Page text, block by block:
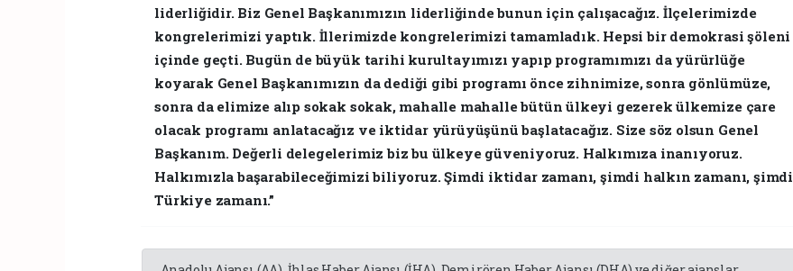
liderliğidir. Biz Genel Başkanımızın liderliğinde bunun için çalışacağız. İlçelerimizde
kongrelerimizi yaptık. İllerimizde kongrelerimizi tamamladık. Hepsi bir demokrasi şöleni
içinde geçti. Bugün de büyük tarihi kurultayımızı yapıp programımızı da yürürlüğe
koyarak Genel Başkanımızın da dediği gibi programı önce zihnimize, sonra gönlümüze,
sonra da elimize alıp sokak sokak, mahalle mahalle bütün ülkeyi gezerek ülkemize çare
olacak programı anlatacağız ve iktidar yürüyüşünü başlatacağız. Size söz olsun Genel
Başkanım. Değerli delegelerimiz biz bu ülkeye güveniyoruz. Halkımıza inanıyoruz.
Halkımızla başarabileceğimizi biliyoruz. Şimdi iktidar zamanı, şimdi halkın zamanı, şimdi
Türkiye zamanı.”